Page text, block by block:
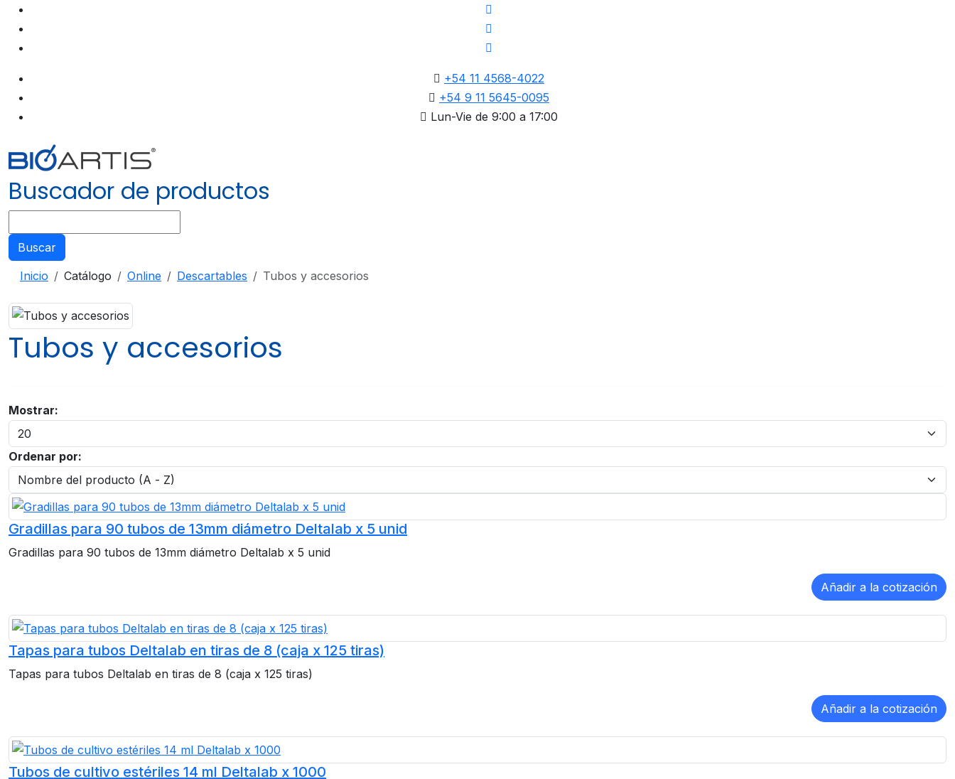
+54 11 4568-4022
+54 9 11 5645-0095
Lun-Vie de 9:00 a 17:00
Buscador de productos
Buscar
Inicio
Catálogo Online Descartables Tubos y accesorios
Tubos y accesorios
Mostrar:
Ordenar por:
Gradillas para 90 tubos de 13mm diámetro Deltalab x 5 unid
Gradillas para 90 tubos de 13mm diámetro Deltalab x 5 unid
Tapas para tubos Deltalab en tiras de 8 (caja x 125 tiras)
Tapas para tubos Deltalab en tiras de 8 (caja x 125 tiras)
Tubos de cultivo estériles 14 ml Deltalab x 1000